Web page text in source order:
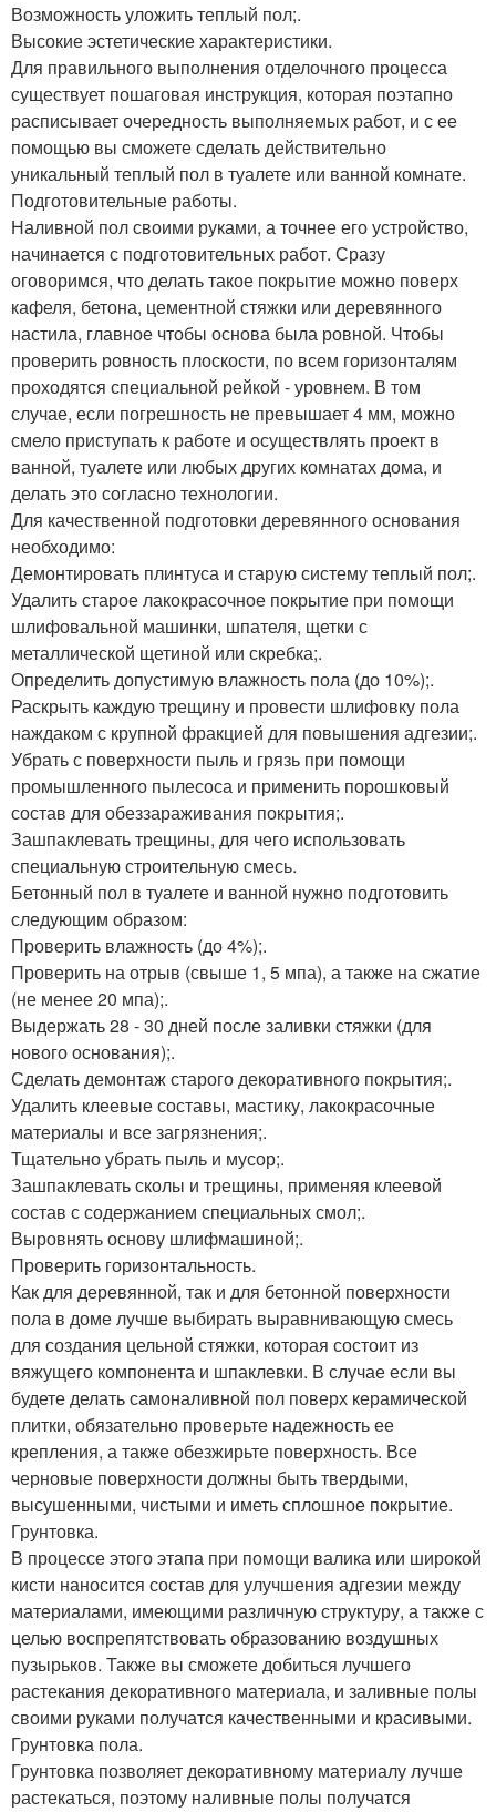
Возможность уложить теплый пол;.
Высокие эстетические характеристики.
Для правильного выполнения отделочного процесса
существует пошаговая инструкция, которая поэтапно
расписывает очередность выполняемых работ, и с ее
помощью вы сможете сделать действительно
уникальный теплый пол в туалете или ванной комнате.
Подготовительные работы.
Наливной пол своими руками, а точнее его устройство,
начинается с подготовительных работ. Сразу
оговоримся, что делать такое покрытие можно поверх
кафеля, бетона, цементной стяжки или деревянного
настила, главное чтобы основа была ровной. Чтобы
проверить ровность плоскости, по всем горизонталям
проходятся специальной рейкой - уровнем. В том
случае, если погрешность не превышает 4 мм, можно
смело приступать к работе и осуществлять проект в
ванной, туалете или любых других комнатах дома, и
делать это согласно технологии.
Для качественной подготовки деревянного основания
необходимо:
Демонтировать плинтуса и старую систему теплый пол;.
Удалить старое лакокрасочное покрытие при помощи
шлифовальной машинки, шпателя, щетки с
металлической щетиной или скребка;.
Определить допустимую влажность пола (до 10%);.
Раскрыть каждую трещину и провести шлифовку пола
наждаком с крупной фракцией для повышения адгезии;.
Убрать с поверхности пыль и грязь при помощи
промышленного пылесоса и применить порошковый
состав для обеззараживания покрытия;.
Зашпаклевать трещины, для чего использовать
специальную строительную смесь.
Бетонный пол в туалете и ванной нужно подготовить
следующим образом:
Проверить влажность (до 4%);.
Проверить на отрыв (свыше 1, 5 мпа), а также на сжатие
(не менее 20 мпа);.
Выдержать 28 - 30 дней после заливки стяжки (для
нового основания);.
Сделать демонтаж старого декоративного покрытия;.
Удалить клеевые составы, мастику, лакокрасочные
материалы и все загрязнения;.
Тщательно убрать пыль и мусор;.
Зашпаклевать сколы и трещины, применяя клеевой
состав с содержанием специальных смол;.
Выровнять основу шлифмашиной;.
Проверить горизонтальность.
Как для деревянной, так и для бетонной поверхности
пола в доме лучше выбирать выравнивающую смесь
для создания цельной стяжки, которая состоит из
вяжущего компонента и шпаклевки. В случае если вы
будете делать самоналивной пол поверх керамической
плитки, обязательно проверьте надежность ее
крепления, а также обезжирьте поверхность. Все
черновые поверхности должны быть твердыми,
высушенными, чистыми и иметь сплошное покрытие.
Грунтовка.
В процессе этого этапа при помощи валика или широкой
кисти наносится состав для улучшения адгезии между
материалами, имеющими различную структуру, а также с
целью воспрепятствовать образованию воздушных
пузырьков. Также вы сможете добиться лучшего
растекания декоративного материала, и заливные полы
своими руками получатся качественными и красивыми.
Грунтовка пола.
Грунтовка позволяет декоративному материалу лучше
растекаться, поэтому наливные полы получатся